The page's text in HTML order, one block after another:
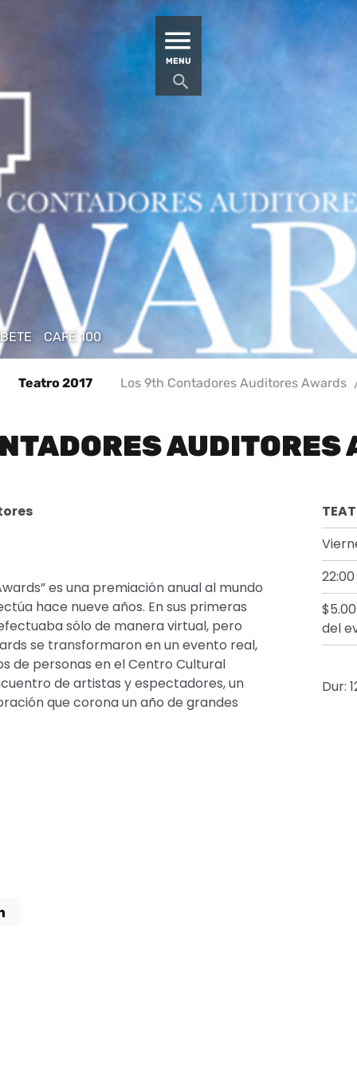
MENU
CAFÉ 100
Teatro 2017 Los 9th Contadores Auditores Awards
AUDITORES
es una premiación anual al mundo
hace nueve años. En sus primeras
sólo de manera virtual, pero
se transformaron en un evento real,
de personas en el Centro Cultural
de artistas y espectadores, un
que corona un año de grandes
del
Dur: